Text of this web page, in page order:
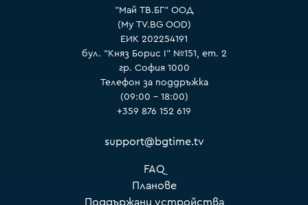
"Май ТВ.БГ" ООД
(My TV.BG OOD)
ЕИК 202254191
бул. "Княз Борис I" №151, ет. 2
гр. София 1000
Телефон за поддръжка
(09:00 – 18:00)
+359 876 152 619
support@bgtime.tv
FAQ
Планове
Поддържани устройства